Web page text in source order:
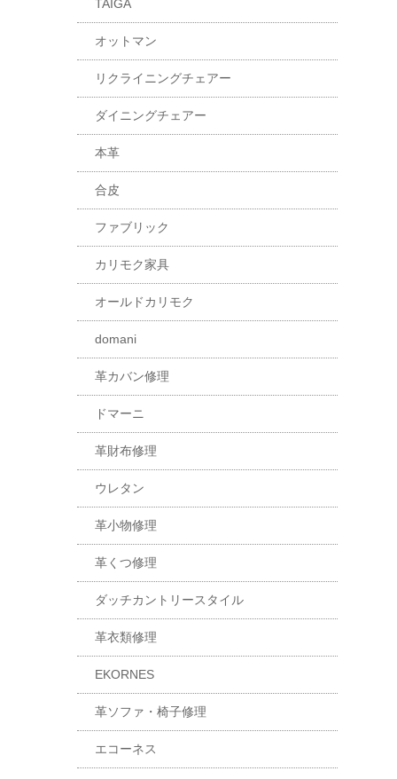
TAIGA
オットマン
リクライニングチェアー
ダイニングチェアー
本革
合皮
ファブリック
カリモク家具
オールドカリモク
domani
革カバン修理
ドマーニ
革財布修理
ウレタン
革小物修理
革くつ修理
ダッチカントリースタイル
革衣類修理
EKORNES
革ソファ・椅子修理
エコーネス